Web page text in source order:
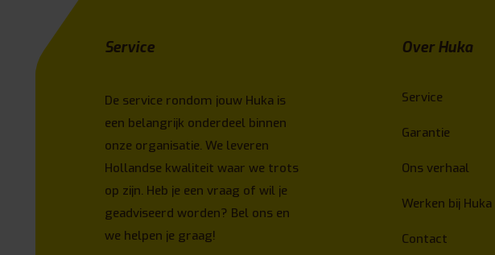
Service
De service rondom jouw Huka is
een belangrijk onderdeel binnen
onze organisatie. We leveren
Hollandse kwaliteit waar we trots
op zijn. Heb je een vraag of wil je
geadviseerd worden? Bel ons en
we helpen je graag!
Over Huka
Service
Garantie
Ons verhaal
Werken bij Huka
Contact